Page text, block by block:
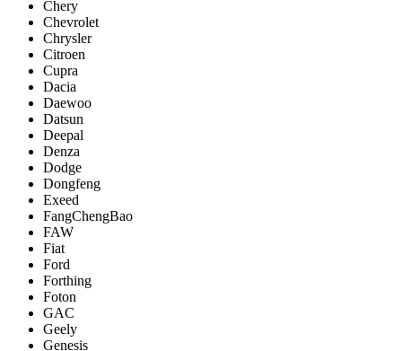
Chery
Chevrolet
Chrysler
Citroen
Cupra
Dacia
Daewoo
Datsun
Deepal
Denza
Dodge
Dongfeng
Exeed
FangChengBao
FAW
Fiat
Ford
Forthing
Foton
GAC
Geely
Genesis